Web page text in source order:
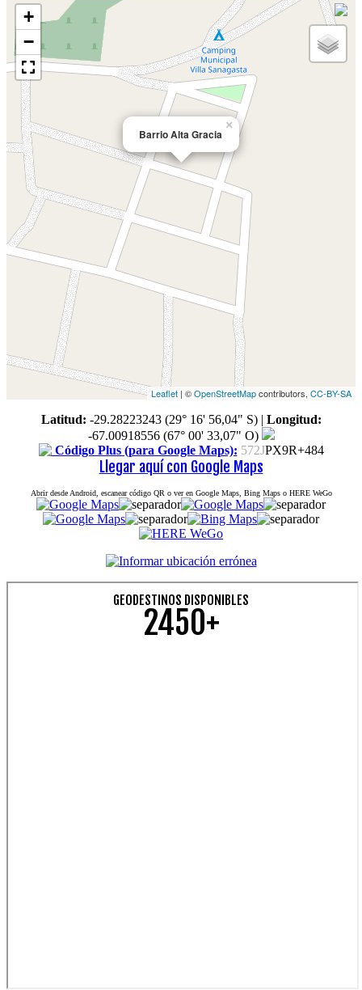
Barrio Alta Gracia
×
+
−
Leaflet | ©OpenStreetMapcontributors, CC-BY-SA
Latitud: -29.28223243 (29° 16' 56,04" S)| Longitud:
-67.00918556 (67° 00' 33,07" O)
Código Plus (para Google Maps): 572JPX9R+484
Llegar aquí con Google Maps
Abrir desde Android, escanear código QR o ver en Google Maps, Bing Maps o HERE WeGo
GEODESTINOS DISPONIBLES
2450+